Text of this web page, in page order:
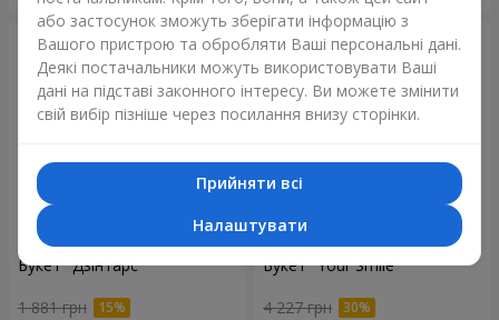
Букет "Дзінтарс"
1 881 грн
Букет "Your Smile"
4 227 грн
або застосунок зможуть зберігати інформацію з
Вашого пристрою та обробляти Ваші персональні дані.
Деякі постачальники можуть використовувати Ваші
дані на підставі законного інтересу. Ви можете змінити
свій вибір пізніше через посилання внизу сторінки.
Прийняти всі
Налаштувати